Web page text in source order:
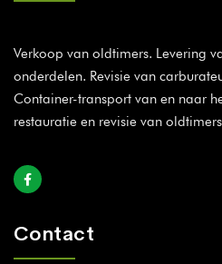
Verkoop van oldtimers. Levering
onderdelen. Revisie van
Container-transport van en naar
restauratie en revisie van
Contact